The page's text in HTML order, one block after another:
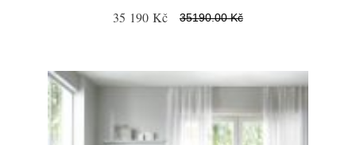
35 190 Kč 35190.00 Kč